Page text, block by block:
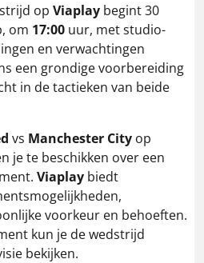
op Viaplay begint 30
om 17:00 uur, met studio-
en verwachtingen
een grondige voorbereiding
in de tactieken van beide
vs Manchester City op
je te beschikken over een
Viaplay biedt
voorkeur en behoeften.
kun je de wedstrijd
bekijken.